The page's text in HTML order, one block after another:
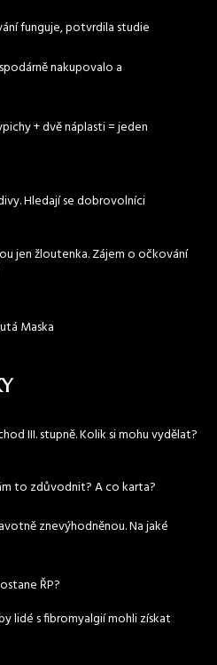
funguje, potvrdila studie
nakupovalo a
+ dvě náplasti = jeden
Hledají se dobrovolníci
jen žloutenka. Zájem o očkování
Maska
III. stupně. Kolik si mohu vydělat?
to zdůvodnit? A co karta?
znevýhodněnou. Na jaké
ŘP?
lidé s fibromyalgií mohli získat